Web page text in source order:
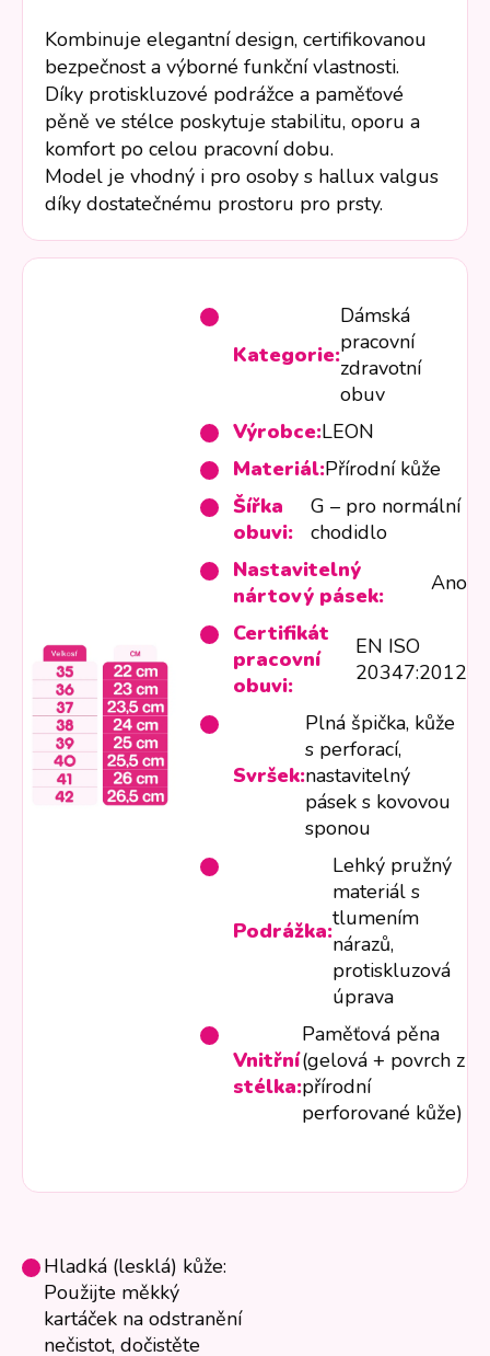
Kombinuje elegantní design, certifikovanou
bezpečnost a výborné funkční vlastnosti.
Díky protiskluzové podrážce a paměťové
pěně ve stélce poskytuje stabilitu, oporu a
komfort po celou pracovní dobu.
Model je vhodný i pro osoby s hallux valgus
díky dostatečnému prostoru pro prsty.
Kategorie:
Dámská
pracovní
zdravotní
obuv
Výrobce:LEON
Materiál:Přírodní kůže
Šířka
obuvi:
G – pro normální
chodidlo
Nastavitelný
nártový pásek:
Ano
Certifikát
pracovní
obuvi:
EN ISO
20347:2012
Svršek:
Plná špička, kůže
s perforací,
nastavitelný
pásek s kovovou
sponou
Podrážka:
Lehký pružný
materiál s
tlumením
nárazů,
protiskluzová
úprava
Vnitřní
stélka:
Paměťová pěna
(gelová + povrch z
přírodní
perforované kůže)
Hladká (lesklá) kůže:
Použijte měkký
kartáček na odstranění
nečistot, dočistěte